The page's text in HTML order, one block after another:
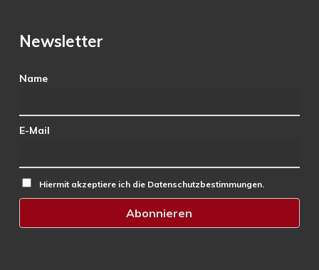
Newsletter
Name
E-Mail
Hiermit akzeptiere ich die Datenschutzbestimmungen.